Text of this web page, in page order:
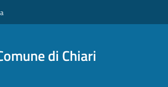
di Chiari